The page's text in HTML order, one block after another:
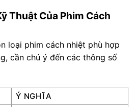
Thuật Của Phim Cách
loại phim cách nhiệt phù hợp
cần chú ý đến các thông số
Ý NGHĨA